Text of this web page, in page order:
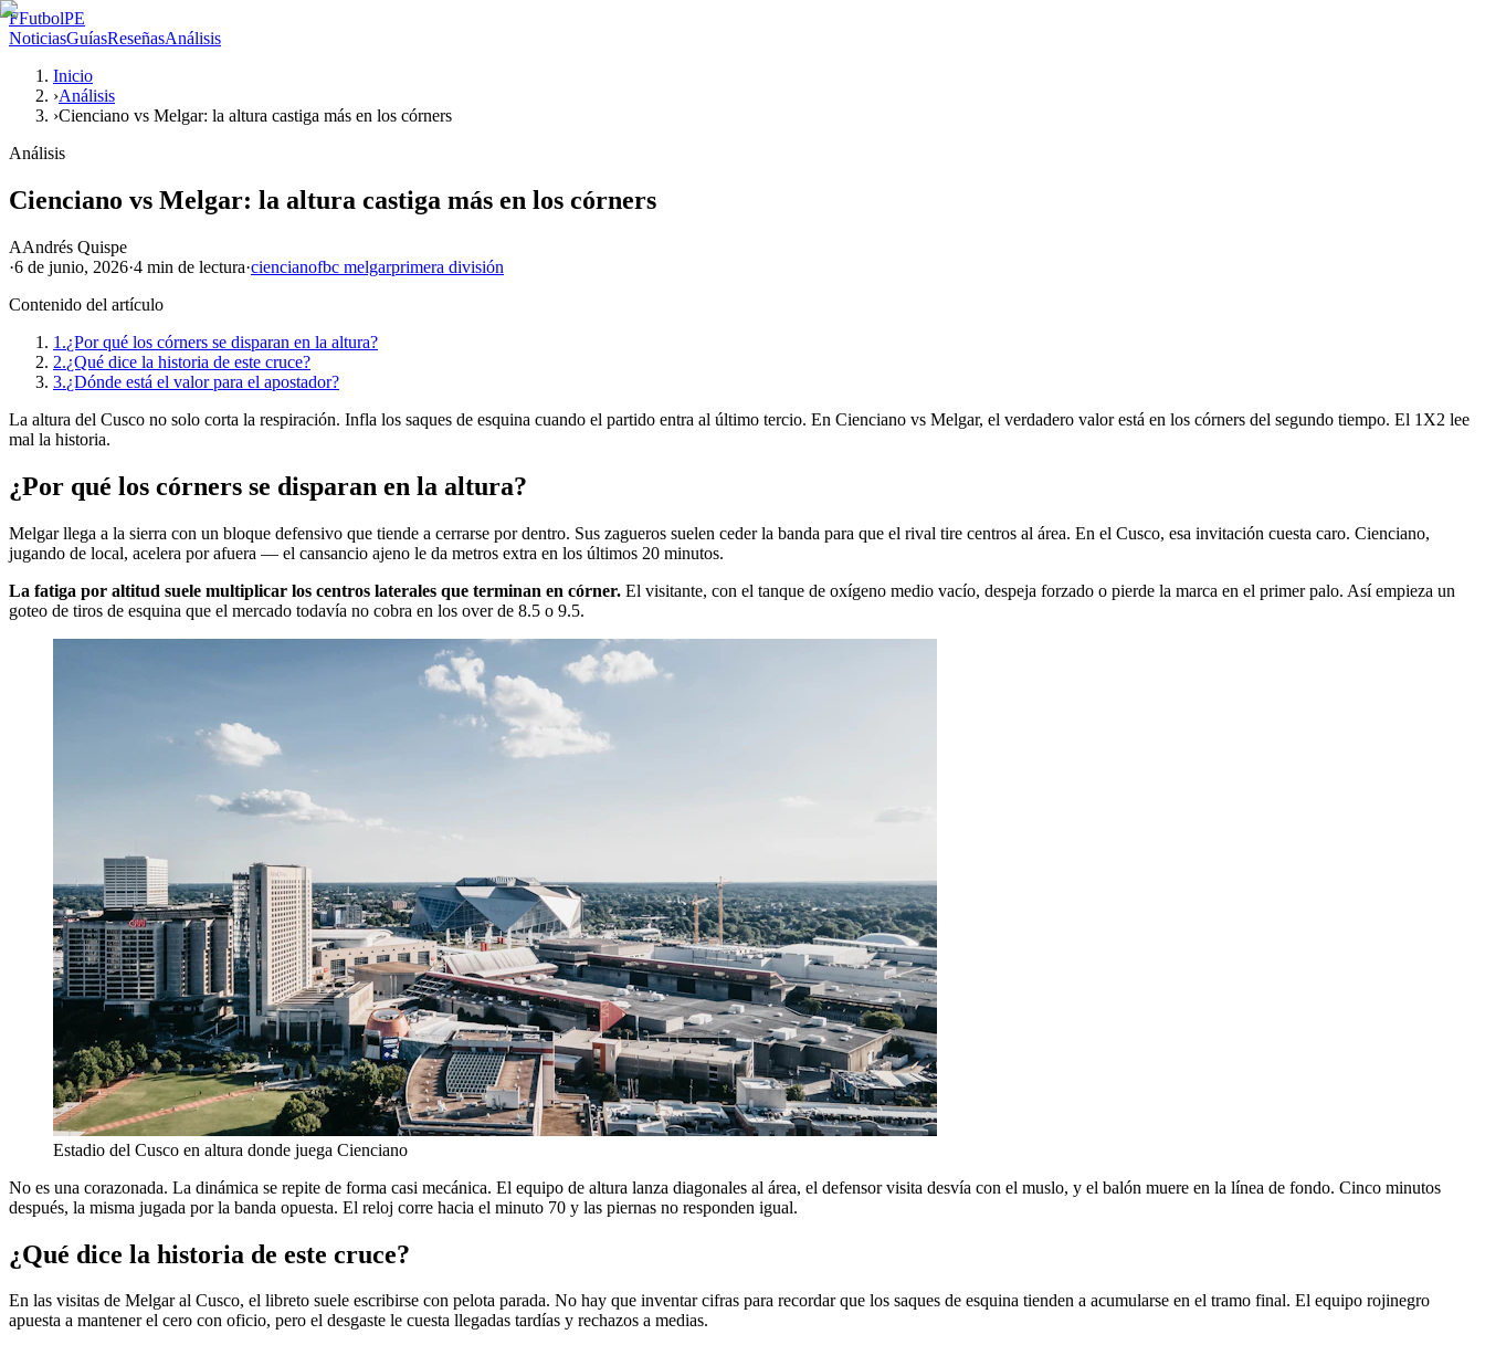
FFutbolPE
NoticiasGuíasReseñasAnálisis
Inicio
›Análisis
›Cienciano vs Melgar: la altura castiga más en los córners
Análisis
Cienciano vs Melgar: la altura castiga más en los córners
AAndrés Quispe
·6 de junio, 2026·4 min de lectura·ciencianofbc melgarprimera división
Contenido del artículo
1.¿Por qué los córners se disparan en la altura?
2.¿Qué dice la historia de este cruce?
3.¿Dónde está el valor para el apostador?
La altura del Cusco no solo corta la respiración. Infla los saques de esquina cuando el partido entra al último tercio. En Cienciano vs Melgar, el verdadero valor está en los córners del segundo tiempo. El 1X2 lee
mal la historia.
¿Por qué los córners se disparan en la altura?
Melgar llega a la sierra con un bloque defensivo que tiende a cerrarse por dentro. Sus zagueros suelen ceder la banda para que el rival tire centros al área. En el Cusco, esa invitación cuesta caro. Cienciano,
jugando de local, acelera por afuera — el cansancio ajeno le da metros extra en los últimos 20 minutos.
La fatiga por altitud suele multiplicar los centros laterales que terminan en córner. El visitante, con el tanque de oxígeno medio vacío, despeja forzado o pierde la marca en el primer palo. Así empieza un
goteo de tiros de esquina que el mercado todavía no cobra en los over de 8.5 o 9.5.
Estadio del Cusco en altura donde juega Cienciano
No es una corazonada. La dinámica se repite de forma casi mecánica. El equipo de altura lanza diagonales al área, el defensor visita desvía con el muslo, y el balón muere en la línea de fondo. Cinco minutos
después, la misma jugada por la banda opuesta. El reloj corre hacia el minuto 70 y las piernas no responden igual.
¿Qué dice la historia de este cruce?
En las visitas de Melgar al Cusco, el libreto suele escribirse con pelota parada. No hay que inventar cifras para recordar que los saques de esquina tienden a acumularse en el tramo final. El equipo rojinegro
apuesta a mantener el cero con oficio, pero el desgaste le cuesta llegadas tardías y rechazos a medias.